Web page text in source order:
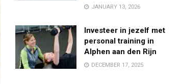
JANUARY 13, 2026
Investeer in jezelf met
personal training in
Alphen aan den Rijn
DECEMBER 17, 2025